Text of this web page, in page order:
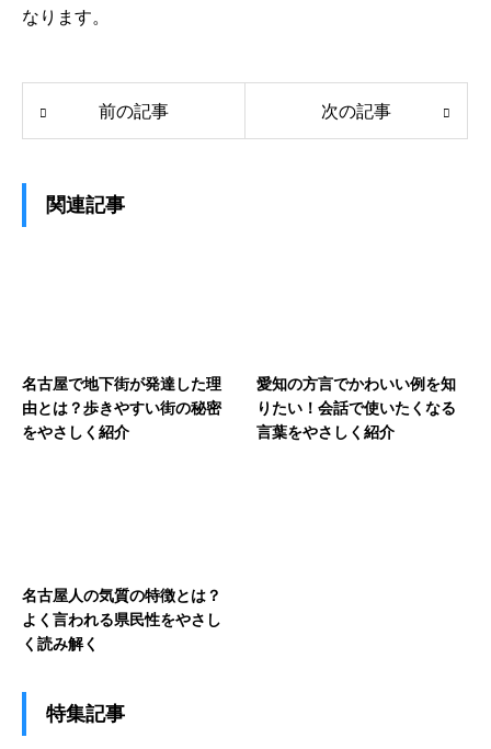
なります。
前の記事 次の記事
関連記事
名古屋で地下街が発達した理
由とは？歩きやすい街の秘密
をやさしく紹介
愛知の方言でかわいい例を知
りたい！会話で使いたくなる
言葉をやさしく紹介
名古屋人の気質の特徴とは？
よく言われる県民性をやさし
く読み解く
特集記事